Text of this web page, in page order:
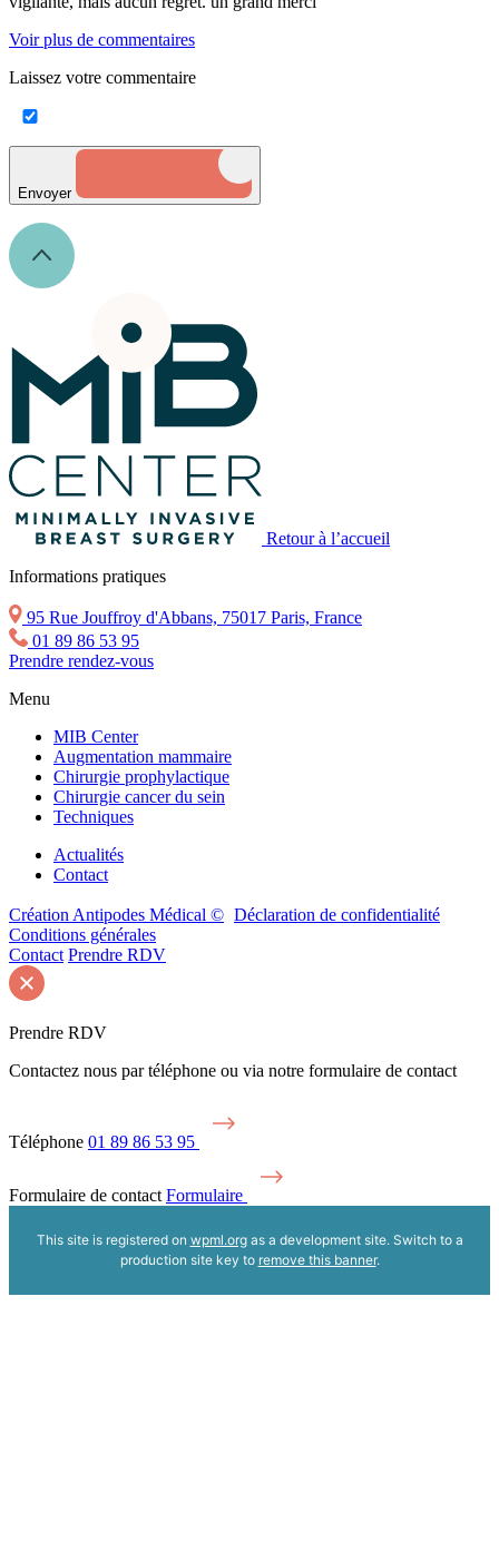
Voir plus de commentaires
Laissez votre commentaire
Envoyer
Retour à l’accueil
Informations pratiques
95 Rue Jouffroy d'Abbans, 75017 Paris, France
01 89 86 53 95
Prendre rendez-vous
Menu
MIB Center
Augmentation mammaire
Chirurgie prophylactique
Chirurgie cancer du sein
Techniques
Actualités
Contact
Création Antipodes Médical © Déclaration de confidentialité
Conditions générales
Contact Prendre RDV
Prendre RDV
Contactez nous par téléphone ou via notre formulaire de contact
Téléphone 01 89 86 53 95
Formulaire de contact Formulaire
This site is registered on wpml.orgas a development site. Switch to a
production site key to remove this banner.